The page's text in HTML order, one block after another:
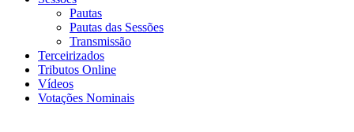
Pautas
Pautas das Sessões
Transmissão
Terceirizados
Tributos Online
Vídeos
Votações Nominais